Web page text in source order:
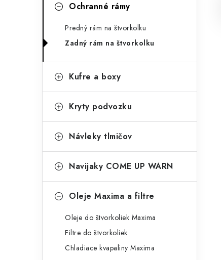
Ochranné rámy
Predný rám na štvorkolku
Zadný rám na štvorkolku
Kufre a boxy
Kryty podvozku
Návleky tlmičov
Navijaky COME UP WARN
Oleje Maxima a filtre
Oleje do štvorkoliek Maxima
Filtre do štvorkoliek
Chladiace kvapaliny Maxima